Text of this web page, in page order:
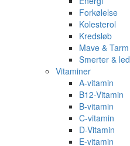
Forkølelse
Kolesterol
Kredsløb
Mave & Tarm
Smerter & led
Vitaminer
A-vitamin
B12-Vitamin
B-vitamin
C-vitamin
D-Vitamin
E-vitamin